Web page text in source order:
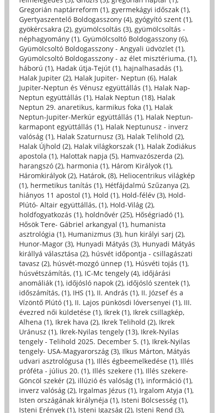
Gregorián naptárreform (1), gyermekágyi időszak (1),
Gyertyaszentelő Boldogasszony (4), gyógyító szent (1),
gyökércsakra (2), gyümölcsoltás (3), gyümölcsoltás -
néphagyomány (1), Gyümölcsoltó Boldogasszony (6),
Gyümölcsoltó Boldogasszony - Angyali üdvözlet (1),
Gyümölcsoltó Boldogasszony - az élet misztériuma, (1),
háború (1), Hadak útja-Tejút (1), hajnalhasadás (1),
Halak Jupiter (2), Halak Jupiter- Neptun (6), Halak
Jupiter-Neptun és Vénusz együttállás (1), Halak Nap-
Neptun együttállás (1), Halak Neptun (18), Halak
Neptun 29. anaretikus, karmikus foka (1), Halak
Neptun-Jupiter-Merkúr együttállás (1), Halak Neptun-
karmapont együttállás (1), Halak Neptunusz - inverz
valóság (1), Halak Szaturnusz (3), Halak Telihold (2),
Halak Újhold (2), Halak világkorszak (1), Halak Zodiákus
apostola (1), Halottak napja (5), Hamvazószerda (2),
harangszó (2), harmonia (1), Három Királyok (1),
Háromkirályok (2), Határok, (8), Heliocentrikus világkép
(1), hermetikus tanítás (1), Hétfájdalmú Szűzanya (2),
hiányos 11 apostol (1), Hold (1), Hold-félév (3), Hold-
Plútó- Altair együttállás, (1), Hold-Világ (2),
holdfogyatkozás (1), holdnővér (25), Hőségriadó (1),
Hősök Tere- Gábriel arkangyal (1), humanista
asztrológia (1), Humanizmus (3), hun királyi sarj (2),
Hunor-Magor (3), Hunyadi Mátyás (3), Hunyadi Mátyás
királlyá választása (2), húsvét időpontja - csillagászati
tavasz (2), húsvét-mozgó ünnep (1), Húsvéti tojás (1),
húsvétszámítás, (1), IC-Mc tengely (4), időjárási
anomáliák (1), időjósló napok (2), időjósló szentek (1),
időszámítás, (1), IHS (1), II. András (1), II. József és a
Vízöntő Plútó (1), II. Lajos pünkösdi lóversenyei (1), III.
évezred női küldetése (1), Ikrek (1), Ikrek csillagkép,
Alhena (1), Ikrek hava (2), Ikrek Telihold (2), Ikrek
Uránusz (1), Ikrek-Nyilas tengely (13), Ikrek-Nyilas
tengely - Telihold 2025. December 5. (1), Ikrek-Nyilas
tengely- USA-Magyarország (3), Ilkus Márton, Mátyás
udvari asztrológusa (1), Illés égbeemelkedése (1), Illés
próféta - július 20. (1), Illés szekere (1), Illés szekere-
Göncöl szekér (2), illúzió és valóság (1), információ (1),
inverz valóság (2), Irgalmas Jézus (1), Irgalom Atyja (1),
Isten országának királynéja (1), Isteni Bölcsesség (1),
Isteni Erények (1), Isteni Igazság (2), Isteni Rend (3),